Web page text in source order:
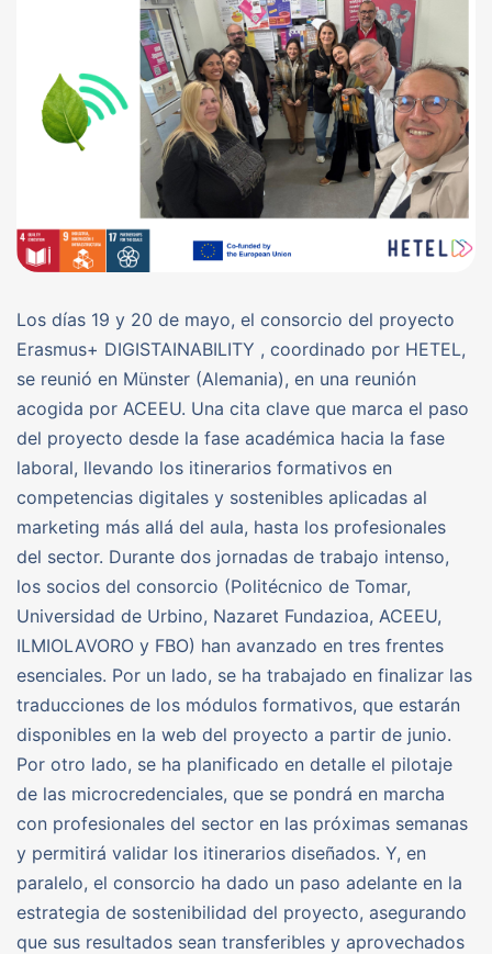
Los días 19 y 20 de mayo, el consorcio del proyecto
Erasmus+ DIGISTAINABILITY , coordinado por HETEL,
se reunió en Münster (Alemania), en una reunión
acogida por ACEEU. Una cita clave que marca el paso
del proyecto desde la fase académica hacia la fase
laboral, llevando los itinerarios formativos en
competencias digitales y sostenibles aplicadas al
marketing más allá del aula, hasta los profesionales
del sector. Durante dos jornadas de trabajo intenso,
los socios del consorcio (Politécnico de Tomar,
Universidad de Urbino, Nazaret Fundazioa, ACEEU,
ILMIOLAVORO y FBO) han avanzado en tres frentes
esenciales. Por un lado, se ha trabajado en finalizar las
traducciones de los módulos formativos, que estarán
disponibles en la web del proyecto a partir de junio.
Por otro lado, se ha planificado en detalle el pilotaje
de las microcredenciales, que se pondrá en marcha
con profesionales del sector en las próximas semanas
y permitirá validar los itinerarios diseñados. Y, en
paralelo, el consorcio ha dado un paso adelante en la
estrategia de sostenibilidad del proyecto, asegurando
que sus resultados sean transferibles y aprovechados